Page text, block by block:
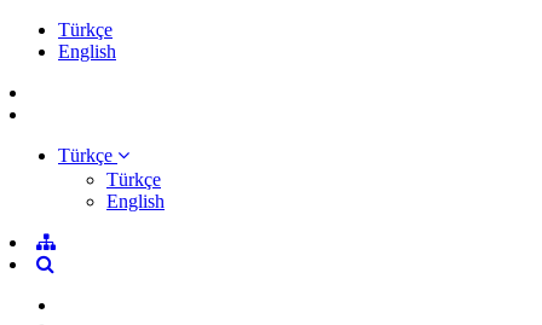
Türkçe
English
Türkçe
Türkçe
English